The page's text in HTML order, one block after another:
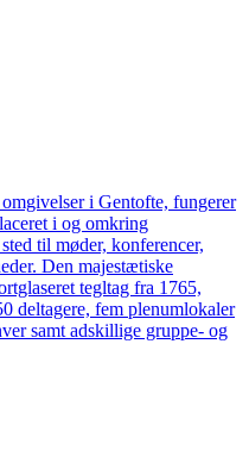
i Gentofte, fungerer
i og omkring
til møder, konferencer,
Den majestætiske
tegltag fra 1765,
deltagere, fem plenumlokaler
samt adskillige gruppe- og